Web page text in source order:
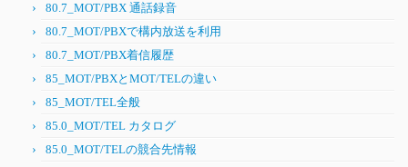
80.7_MOT/PBX 通話録音
80.7_MOT/PBXで構内放送を利用
80.7_MOT/PBX着信履歴
85_MOT/PBXとMOT/TELの違い
85_MOT/TEL全般
85.0_MOT/TEL カタログ
85.0_MOT/TELの競合先情報